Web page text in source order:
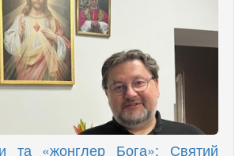
та «жонглер Бога»: Святий